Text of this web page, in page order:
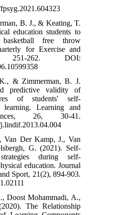
9. Cleary, T.
(2006).
self-regulate
practice.
sport,
10.
(2013).
regulation of
Individual
11.
Hilvoorde, I.,
regulated
controlled
of Physical
12. Ghorbani
& Saeed